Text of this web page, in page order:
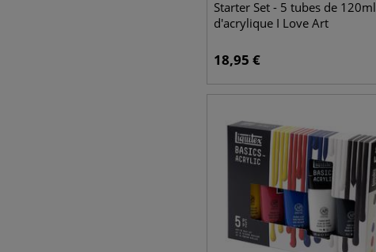
Starter Set - 5 tubes de 120ml
d'acrylique I Love Art
18,95 €